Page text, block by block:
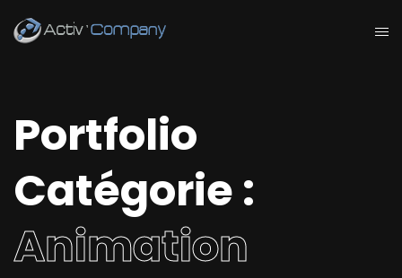
Portfolio
Catégorie :
Animation